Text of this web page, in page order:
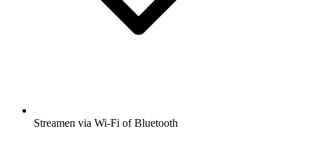
Streamen via Wi-Fi of Bluetooth